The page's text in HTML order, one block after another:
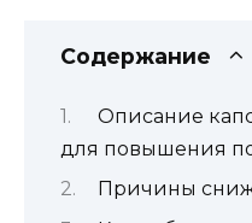
Содержание
Описание
для повышения
Причины